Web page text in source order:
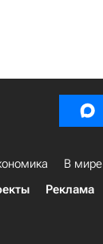
В мире
Реклама